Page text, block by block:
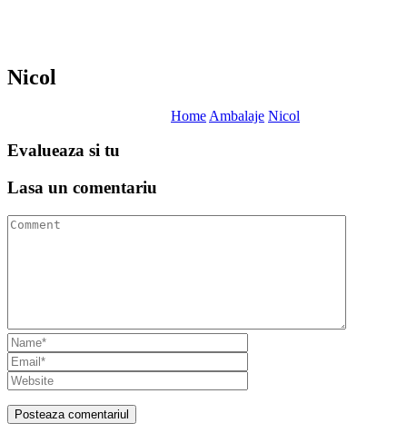
Nicol
Home Ambalaje Nicol
Evalueaza si tu
Lasa un comentariu